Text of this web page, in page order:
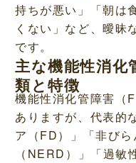
持ちが悪い」「朝は
くない」など、曖昧
です。
主な機能性消化
類と特徴
機能性消化管障害（
ありますが、代表的
ア（FD）」「非び
（NERD）」「過